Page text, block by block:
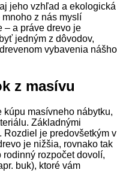
jeho vzhľad a ekologická
z nás myslí
– a práve drevo je
jedným z dôvodov,
vybavenia nášho
z masívu
kúpu masívneho nábytku,
Základnými
Rozdiel je predovšetkým v
je nižšia, rovnako tak
rozpočet dovolí,
buk), ktoré vám